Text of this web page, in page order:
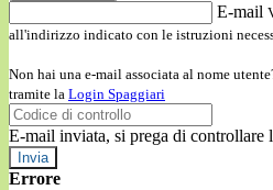
E-mail
all'indirizzo indicato con le istruzioni
Non hai una e-mail associata al nome
tramite la Login Spaggiari
E-mail inviata, si prega di controllare
Errore